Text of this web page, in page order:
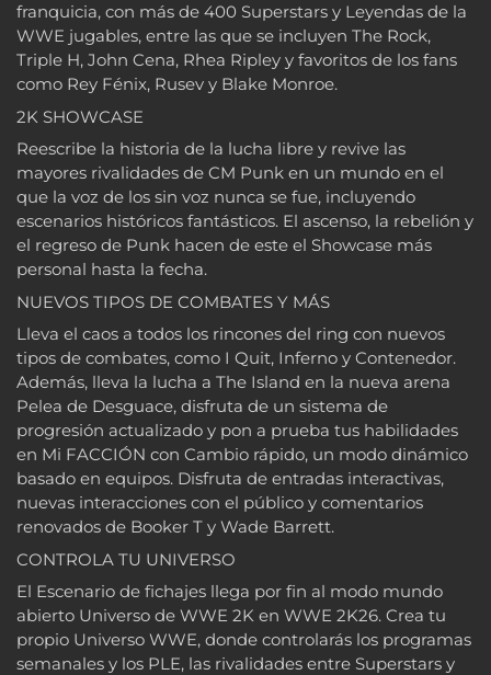
franquicia, con más de 400 Superstars y Leyendas de la
WWE jugables, entre las que se incluyen The Rock,
Triple H, John Cena, Rhea Ripley y favoritos de los fans
como Rey Fénix, Rusev y Blake Monroe.
2K SHOWCASE
Reescribe la historia de la lucha libre y revive las
mayores rivalidades de CM Punk en un mundo en el
que la voz de los sin voz nunca se fue, incluyendo
escenarios históricos fantásticos. El ascenso, la rebelión y
el regreso de Punk hacen de este el Showcase más
personal hasta la fecha.
NUEVOS TIPOS DE COMBATES Y MÁS
Lleva el caos a todos los rincones del ring con nuevos
tipos de combates, como I Quit, Inferno y Contenedor.
Además, lleva la lucha a The Island en la nueva arena
Pelea de Desguace, disfruta de un sistema de
progresión actualizado y pon a prueba tus habilidades
en Mi FACCIÓN con Cambio rápido, un modo dinámico
basado en equipos. Disfruta de entradas interactivas,
nuevas interacciones con el público y comentarios
renovados de Booker T y Wade Barrett.
CONTROLA TU UNIVERSO
El Escenario de fichajes llega por fin al modo mundo
abierto Universo de WWE 2K en WWE 2K26. Crea tu
propio Universo WWE, donde controlarás los programas
semanales y los PLE, las rivalidades entre Superstars y